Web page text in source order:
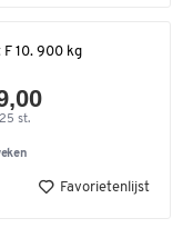
F 10. 900 kg
st.
Favorietenlijst